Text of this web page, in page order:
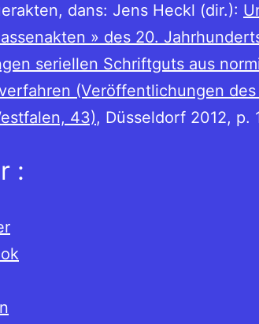
dans: Jens Heckl (dir.):
» des 20.
seriellen Schriftguts aus
(Veröffentlichungen
43), Düsseldorf 2012, p.
: